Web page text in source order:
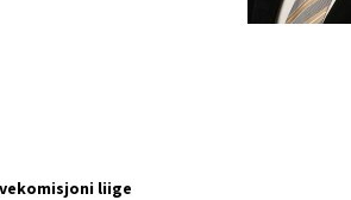
liige